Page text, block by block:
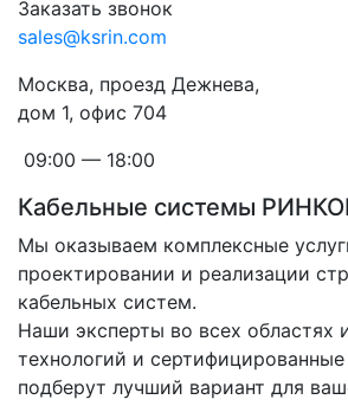
Заказать звонок
sales@ksrin.com
Москва, проезд Дежнева,
дом 1, офис 704
09:00 — 18:00
Кабельные системы
Мы оказываем комплексные
проектировании и реализации
кабельных систем.
Наши эксперты во всех областях
технологий и сертифицированные
подберут лучший вариант для